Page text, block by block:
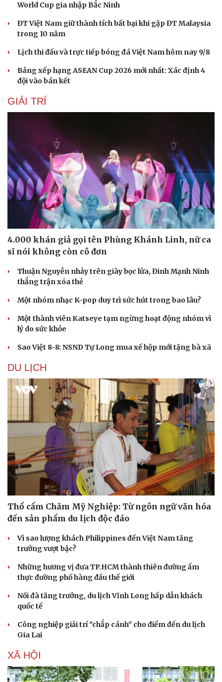
Sức khỏe
Dinh dưỡng - món ngon
Cây thuốc
Sản phụ khoa
Nhi khoa
Làm đẹp - giảm cân
Phòng mạch online
Ăn sạch sống khỏe
Đời sống
Nhà đẹp
Blog
Tình yêu - Gia đình
World Cup gia nhập Bắc Ninh
ĐT Việt Nam giữ thành tích bất bại khi gặp ĐT Malaysia
trong 10 năm
Lịch thi đấu và trực tiếp bóng đá Việt Nam hôm nay 9/8
Bảng xếp hạng ASEAN Cup 2026 mới nhất: Xác định 4
đội vào bán kết
GIẢI TRÍ
4.000 khán giả gọi tên Phùng Khánh Linh, nữ ca
sĩ nói không còn cô đơn
Thuận Nguyễn nhảy trên giày bọc lửa, Đinh Mạnh Ninh
thắng trận xóa thẻ
Một nhóm nhạc K-pop duy trì sức hút trong bao lâu?
Một thành viên Katseye tạm ngừng hoạt động nhóm vì
lý do sức khỏe
Sao Việt 8-8: NSND Tự Long mua xế hộp mới tặng bà xã
DU LỊCH
Thổ cẩm Chăm Mỹ Nghiệp: Từ ngôn ngữ văn hóa
đến sản phẩm du lịch độc đáo
Vì sao lượng khách Philippines đến Việt Nam tăng
trưởng vượt bậc?
Những hương vị đưa TP.HCM thành thiên đường ẩm
thực đường phố hàng đầu thế giới
Nối đà tăng trưởng, du lịch Vĩnh Long hấp dẫn khách
quốc tế
Công nghiệp giải trí "chắp cánh" cho điểm đến du lịch
Gia Lai
XÃ HỘI